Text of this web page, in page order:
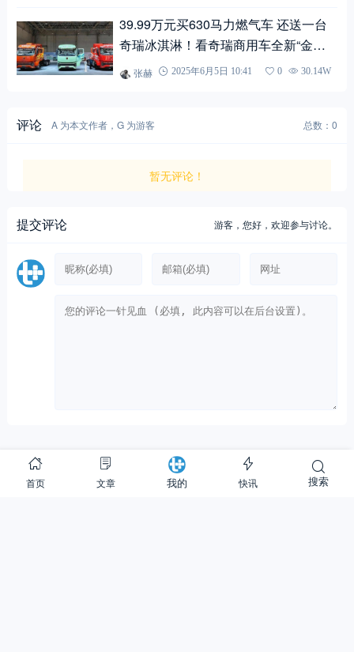
39.99万元买630马力燃气车 还送一台
奇瑞冰淇淋！看奇瑞商用车全新“金凤
凰”重卡
张赫 2025年6月5日 10:41 0 30.14W
评论 A 为本文作者，G 为游客 总数：0
暂无评论！
提交评论 游客，您好，欢迎参与讨论。
Copyright © 2012-至今
提加商用车网
首页 文章 我的 快讯 搜索